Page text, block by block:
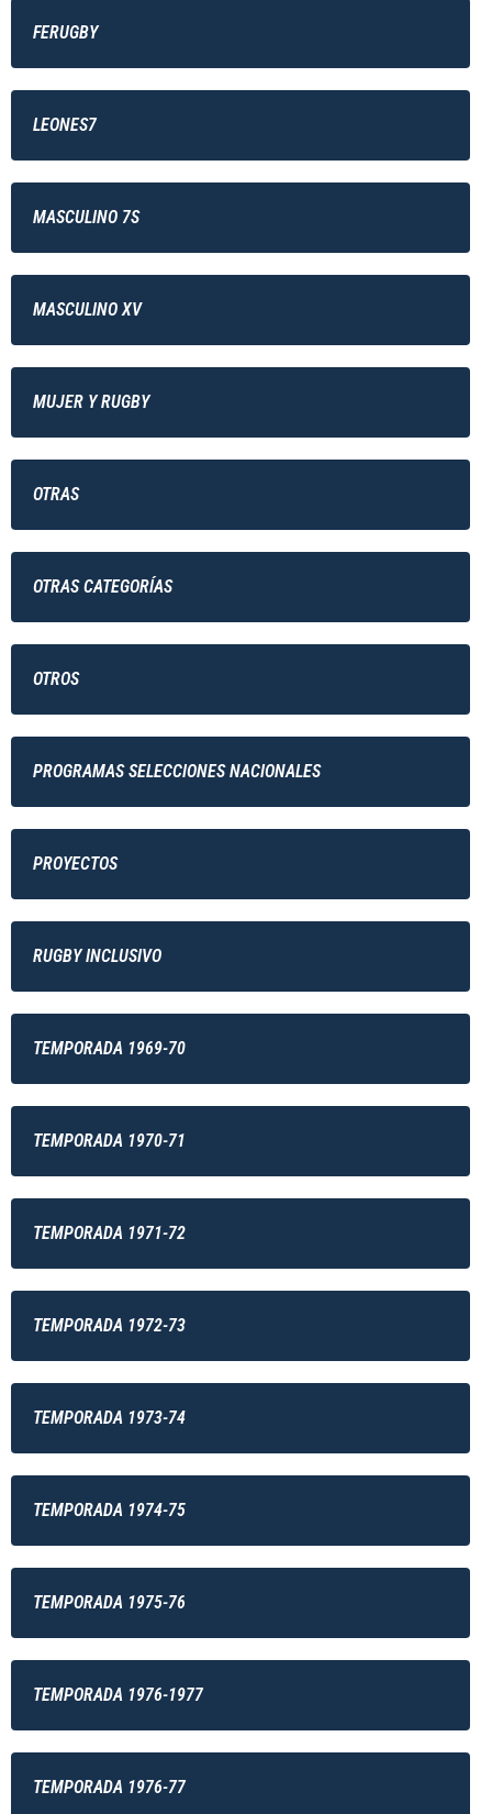
FERUGBY
LEONES7
MASCULINO 7S
MASCULINO XV
MUJER Y RUGBY
OTRAS
OTRAS CATEGORÍAS
OTROS
PROGRAMAS SELECCIONES NACIONALES
PROYECTOS
RUGBY INCLUSIVO
TEMPORADA 1969-70
TEMPORADA 1970-71
TEMPORADA 1971-72
TEMPORADA 1972-73
TEMPORADA 1973-74
TEMPORADA 1974-75
TEMPORADA 1975-76
TEMPORADA 1976-1977
TEMPORADA 1976-77